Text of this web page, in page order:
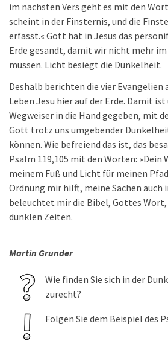
im nächsten Vers geht es mit den
scheint in der Finsternis, und die
erfasst.« Gott hat in Jesus das
Erde gesandt, damit wir nicht mehr
müssen. Licht besiegt die Dunkelheit.
Deshalb berichten die vier Evangelien
Leben Jesu hier auf der Erde. Damit
Wegweiser in die Hand gegeben, mit
Gott trotz uns umgebender
können. Wie befreiend das ist, das
Psalm 119,105 mit den Worten: »Dein
meinem Fuß und Licht für meinen
Ordnung mir hilft, meine Sachen auch
beleuchtet mir die Bibel, Gottes Wort,
dunklen Zeiten.
Martin Grunder
Wie finden Sie sich in der
zurecht?
Folgen Sie dem Beispiel des